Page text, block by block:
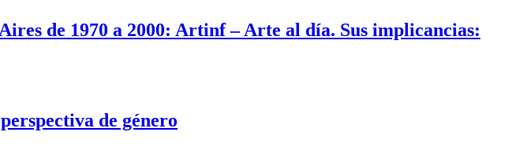
de 1970 a 2000: Artinf – Arte al día. Sus implicancias:
de género